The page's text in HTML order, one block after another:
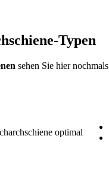
Typen
sehen Sie hier
optimal